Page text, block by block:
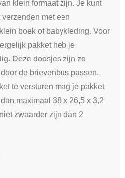
klein formaat zijn. Je kunt
met een
boek of babykleding. Voor
pakket heb je
Deze doosjes zijn zo
de brievenbus passen.
te versturen mag je pakket
maximaal 38 x 26,5 x 3,2
zwaarder zijn dan 2